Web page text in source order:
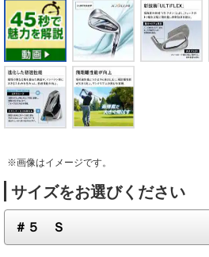
※画像はイメージです。
サイズをお選びください